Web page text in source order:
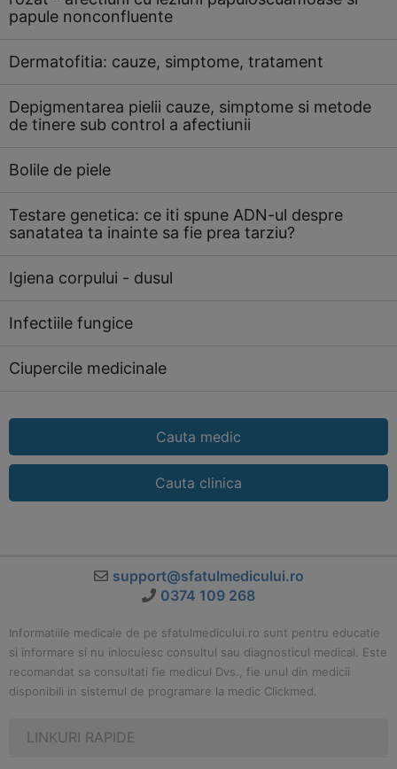
papule nonconfluente
Dermatofitia: cauze, simptome, tratament
Depigmentarea pielii cauze, simptome si metode
de tinere sub control a afectiunii
Bolile de piele
Testare genetica: ce iti spune ADN-ul despre
sanatatea ta inainte sa fie prea tarziu?
Igiena corpului - dusul
Infectiile fungice
Ciupercile medicinale
Cauta medic
Cauta clinica
support@sfatulmedicului.ro
0374 109 268
Informatiile medicale de pe sfatulmedicului.ro sunt pentru educatie
si informare si nu inlocuiesc consultul sau diagnosticul medical. Este
recomandat sa consultati fie medicul Dvs., fie unul din medicii
disponibili in sistemul de programare la medic Clickmed.
LINKURI RAPIDE